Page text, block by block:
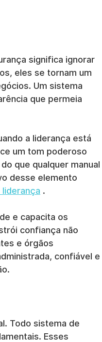
significa ignorar
eles se tornam um
Um sistema
que permeia
a liderança está
um tom poderoso
que qualquer manual
desse elemento
.
e capacita os
confiança não
e órgãos
confiável e
Todo sistema de
Esses